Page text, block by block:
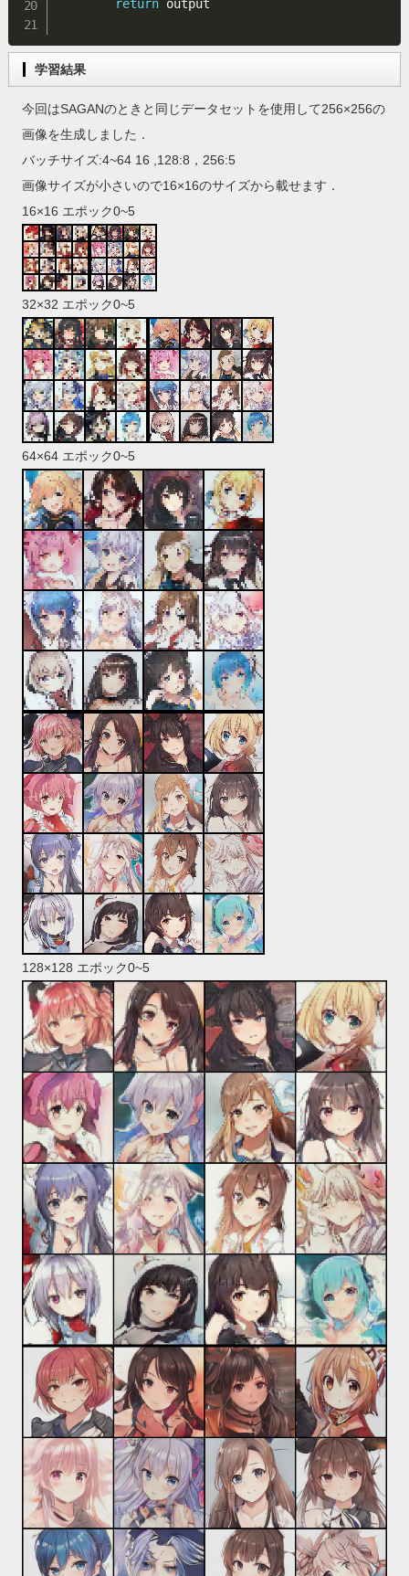
return output
学習結果
今回はSAGANのときと同じデータセットを使用して256×256の
画像を生成しました．
バッチサイズ:4~64 16 ,128:8，256:5
画像サイズが小さいので16×16のサイズから載せます．
16×16 エポック0~5
32×32 エポック0~5
64×64 エポック0~5
128×128 エポック0~5